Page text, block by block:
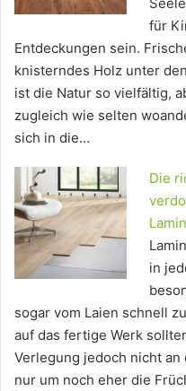
für
Entdeckungen sein.
knisterndes Holz unter
ist die Natur so vielfältig,
zugleich wie selten
sich in die…
Die
in
sogar vom Laien schnell
auf das fertige Werk
Verlegung jedoch nicht
nur um noch eher die